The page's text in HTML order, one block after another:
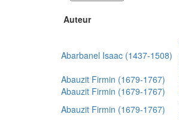
Auteur
Abarbanel Isaac (1437-1508)
Abauzit Firmin (1679-1767)
Abauzit Firmin (1679-1767)
Abauzit Firmin (1679-1767)